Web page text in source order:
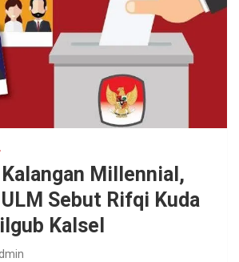
Millennial,
Sebut Rifqi Kuda
Kalsel